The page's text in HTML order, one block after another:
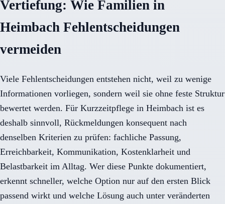
Vertiefung: Wie Familien in
Heimbach Fehlentscheidungen
vermeiden
Viele Fehlentscheidungen entstehen nicht, weil zu wenige
Informationen vorliegen, sondern weil sie ohne feste Struktur
bewertet werden. Für Kurzzeitpflege in Heimbach ist es
deshalb sinnvoll, Rückmeldungen konsequent nach
denselben Kriterien zu prüfen: fachliche Passung,
Erreichbarkeit, Kommunikation, Kostenklarheit und
Belastbarkeit im Alltag. Wer diese Punkte dokumentiert,
erkennt schneller, welche Option nur auf den ersten Blick
passend wirkt und welche Lösung auch unter veränderten